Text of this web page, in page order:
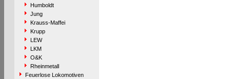
Humboldt
Jung
Krauss-Maffei
Krupp
LEW
LKM
O&K
Rheinmetall
Feuerlose Lokomotiven